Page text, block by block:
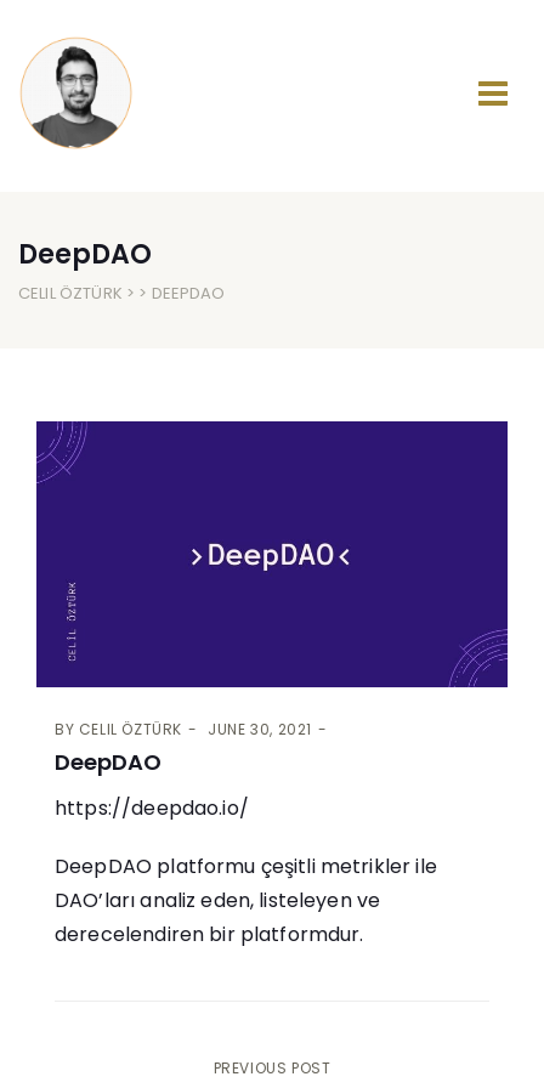
DeepDAO
CELIL ÖZTÜRK > > DEEPDAO
BY CELIL ÖZTÜRK JUNE 30, 2021
DeepDAO
https://deepdao.io/
DeepDAO platformu çeşitli metrikler ile
DAO’ları analiz eden, listeleyen ve
derecelendiren bir platformdur.
PREVIOUS POST